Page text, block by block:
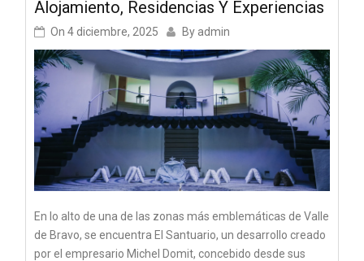
Alojamiento, Residencias Y Experiencias
On 4 diciembre, 2025 By admin
En lo alto de una de las zonas más emblemáticas de Valle
de Bravo, se encuentra El Santuario, un desarrollo creado
por el empresario Michel Domit, concebido desde sus